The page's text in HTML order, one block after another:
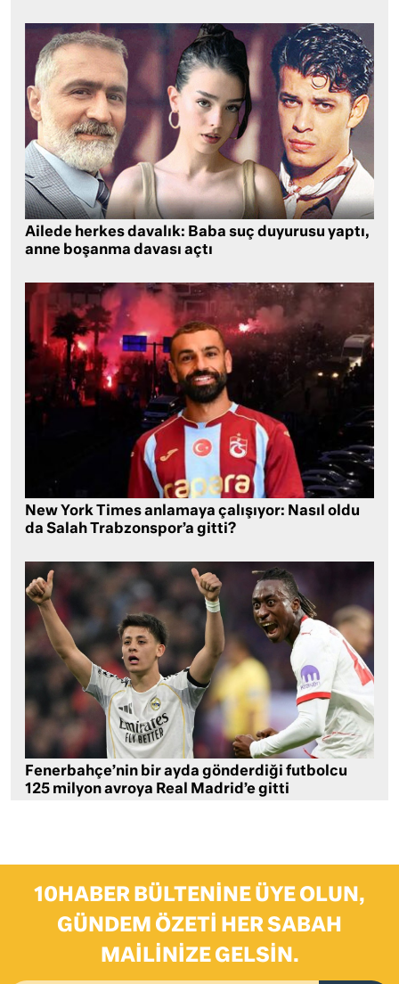
Ailede herkes davalık: Baba suç duyurusu yaptı,
anne boşanma davası açtı
New York Times anlamaya çalışıyor: Nasıl oldu
da Salah Trabzonspor’a gitti?
Fenerbahçe’nin bir ayda gönderdiği futbolcu
125 milyon avroya Real Madrid’e gitti
10HABER BÜLTENINE ÜYE OLUN,
GÜNDEM ÖZETI HER SABAH
MAILINIZE GELSIN.